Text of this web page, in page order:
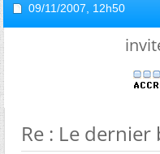
09/11/2007, 12h50
Re : Le dernier